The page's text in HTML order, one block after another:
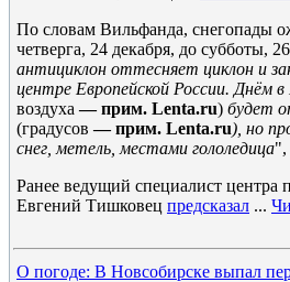
По словам Вильфанда, снегопады
четверга, 24 декабря, до субботы,
антициклон оттесняет циклон и
центре Европейской России. Днём в
воздуха— прим. Lenta.ru) будет
(градусов— прим. Lenta.ru), но
снег, метель, местами гололедица",
Ранее ведущий специалист центра
Евгений Тишковец предсказал ...
О погоде: В Новсобирске выпал